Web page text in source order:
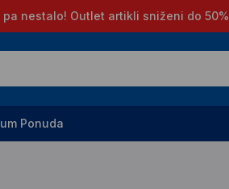
pa nestalo! Outlet artikli sniženi do 50%
Ponuda